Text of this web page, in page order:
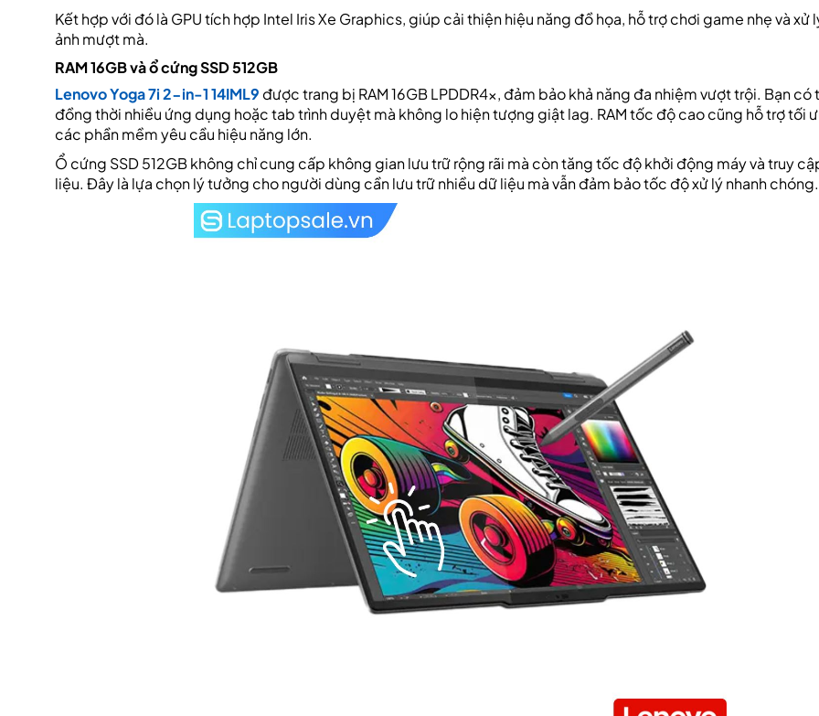
Kết hợp với đó là GPU tích hợp Intel Iris Xe Graphics, giúp cải thiện hiệu năng đồ họa, hỗ trợ chơi game nhẹ và xử
ảnh mượt mà.
RAM 16GB và ổ cứng SSD 512GB
Lenovo Yoga 7i 2-in-1 14IML9 được trang bị RAM 16GB LPDDR4x, đảm bảo khả năng đa nhiệm vượt trội. Bạn có
đồng thời nhiều ứng dụng hoặc tab trình duyệt mà không lo hiện tượng giật lag. RAM tốc độ cao cũng hỗ trợ tối
các phần mềm yêu cầu hiệu năng lớn.
Ổ cứng SSD 512GB không chỉ cung cấp không gian lưu trữ rộng rãi mà còn tăng tốc độ khởi động máy và truy
liệu. Đây là lựa chọn lý tưởng cho người dùng cần lưu trữ nhiều dữ liệu mà vẫn đảm bảo tốc độ xử lý nhanh chóng.